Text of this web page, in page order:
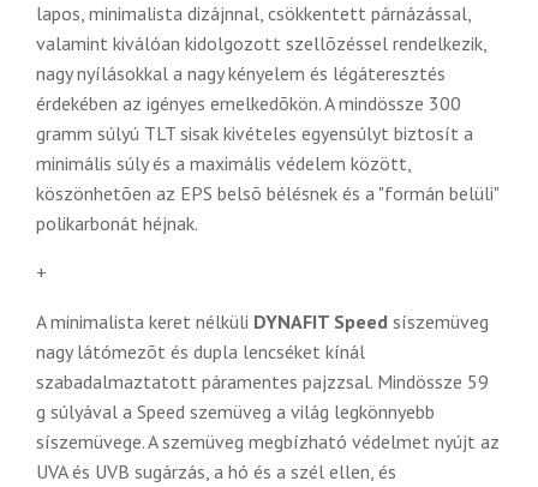
lapos, minimalista dizájnnal, csökkentett párnázással,
valamint kiválóan kidolgozott szellõzéssel rendelkezik,
nagy nyílásokkal a nagy kényelem és légáteresztés
érdekében az igényes emelkedõkön. A mindössze 300
gramm súlyú TLT sisak kivételes egyensúlyt biztosít a
minimális súly és a maximális védelem között,
köszönhetõen az EPS belsõ bélésnek és a "formán belüli"
polikarbonát héjnak.
+
A minimalista keret nélküli DYNAFIT Speed síszemüveg
nagy látómezõt és dupla lencséket kínál
szabadalmaztatott páramentes pajzzsal. Mindössze 59
g súlyával a Speed szemüveg a világ legkönnyebb
síszemüvege. A szemüveg megbízható védelmet nyújt az
UVA és UVB sugárzás, a hó és a szél ellen, és